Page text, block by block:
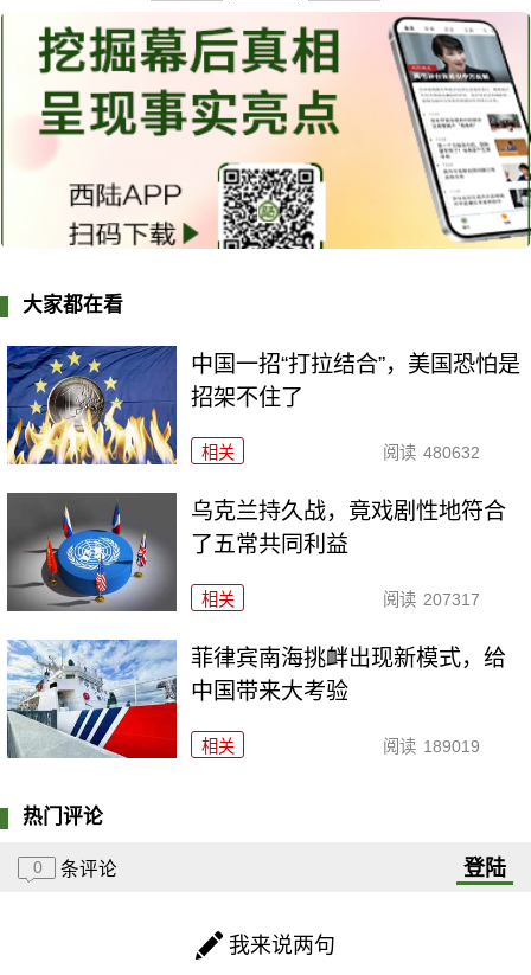
大家都在看
中国一招“打拉结合”，美国恐怕是
招架不住了
相关 阅读 480632
乌克兰持久战，竟戏剧性地符合
了五常共同利益
相关 阅读 207317
菲律宾南海挑衅出现新模式，给
中国带来大考验
相关 阅读 189019
热门评论
0 条评论 登陆
我来说两句